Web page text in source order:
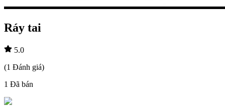
Ráy tai
5.0
(1 Đánh giá)
1 Đã bán